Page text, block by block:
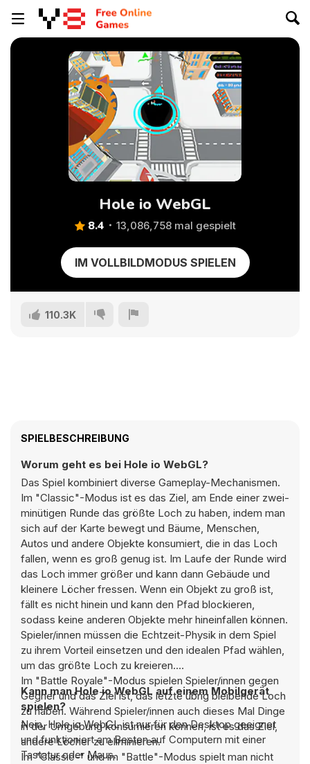
Hole io WebGL
8.4 13,086,758 mal gespielt
IM VOLLBILDMODUS SPIELEN
110.3K
SPIELBESCHREIBUNG
Worum geht es bei Hole io WebGL?
Das Spiel kombiniert diverse Gameplay-Mechanismen.
Im "Classic"-Modus ist es das Ziel, am Ende einer zwei-
minütigen Runde das größte Loch zu haben, indem man
sich auf der Karte bewegt und Bäume, Menschen,
Autos und andere Objekte konsumiert, die in das Loch
fallen, wenn es groß genug ist. Im Laufe der Runde wird
das Loch immer größer und kann dann Gebäude und
kleinere Löcher fressen. Wenn ein Objekt zu groß ist,
fällt es nicht hinein und kann den Pfad blockieren,
sodass keine anderen Objekte mehr hineinfallen können.
Spieler/innen müssen die Echtzeit-Physik in dem Spiel
zu ihrem Vorteil einsetzen und den idealen Pfad wählen,
um das größte Loch zu kreieren.
Im "Battle Royale"-Modus spielen Spieler/innen gegen
Gegner und das Ziel ist, das letzte übrig bleibende Loch
zu haben. Während Spieler/innen auch dieses Mal Dinge
in der Umgebung konsumieren können, ist es das Ziel,
andere Löcher zu eliminieren.
Im "Classic-" und im "Battle"-Modus spielt man nicht
Kann man Hole io WebGL auf einem Mobilgerät
spielen?
Nein, Hole io WebGL ist nur für den Desktop geeignet
und funktioniert am Besten auf Computern mit einer
Tastatur oder Maus.